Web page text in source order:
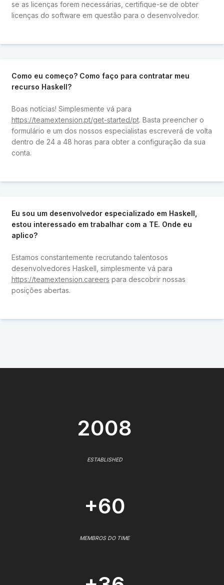
se as licenças forem necessárias, certifique-se de obter
licenças do software em questão para o desenvolvedor.
Como eu começo? Como faço para contratar meu
recurso Haskell?
Boas notícias! Simplesmente vá para
https://teamextension.pt/get-started/pt. Basta preencher o
formulário e um dos nossos especialistas escreverá de volta
dentro de 24 a 48 horas para obter a configuração da sua
conta.
Eu sou um desenvolvedor especializado em Haskell,
estou interessado em trabalhar com a TE. Onde eu
aplico?
Estamos constantemente recrutando talentosos
desenvolvedores Haskell, simplesmente vá para
https://teamextension.careers para descobrir nossas
posições abertas.
2008
ESTABLISHED
+60
MEMBROS DO TIME